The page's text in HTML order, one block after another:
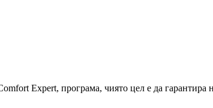
Expert, програма, чиято цел е да